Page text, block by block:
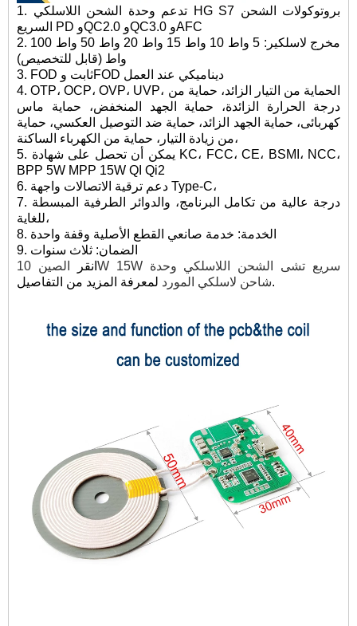
1. تدعم وحدة الشحن اللاسلكي HG S7 بروتوكولات الشحن
السريع PD وQC2.0 وQC3.0 وAFC
2. مخرج لاسلكي
ر: 5 واط 10 واط 15 واط 20 واط 50 واط 100
واط (قابل للتخصيص)
3. FOD ثابت وFOD ديناميكي عند العمل
4. OTP، OCP، OVP، UVP، الحماية من التيار الزائد، حماية من
درجة الحرارة الزائدة، حماية الجهد المنخفض، حماية ماس
كهربائى، حماية الجهد الزائد، حماية ضد التوصيل العكسي، حماية
من زيادة التيار، حماية من الكهرباء الساكنة،
5. يمكن أن تحصل على شهادة KC، FCC، CE، BSMI، NCC،
BPP 5W MPP 15W QI Qi2
6. دعم ترقية الاتصالات واجهة Type-C،
7. درجة عالية من تكامل البرنامج، والدوائر الطرفية المبسطة
للغاية،
8. الخدمة: خدمة صانعي القطع الأصلية وقفة واحدة
9. الضمان: ثلاث سنوات
انقر
الصين 10W 15W سريع تشى الشحن اللاسلكي وحدة
شاحن لاسلكي الموردلمعرفة المزيد من التفاصيل.